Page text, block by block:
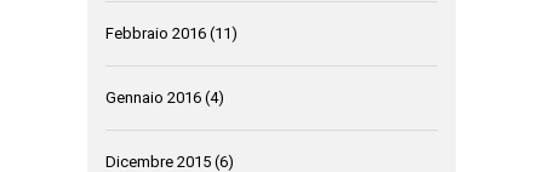
Febbraio 2016 (11)
Gennaio 2016 (4)
Dicembre 2015 (6)